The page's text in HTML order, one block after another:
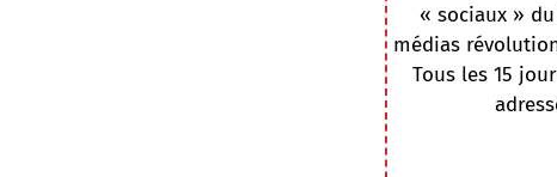
« sociaux »
médias
Tous les 15